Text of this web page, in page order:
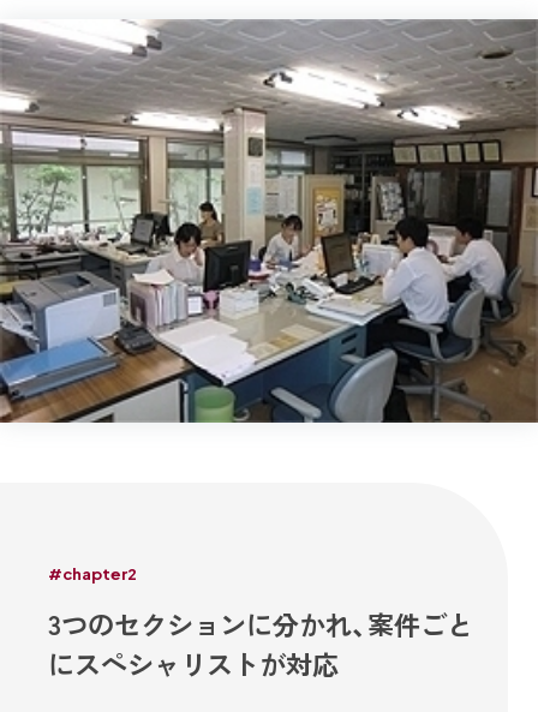
#chapter2
3つのセクションに分かれ、案件ごと
にスペシャリストが対応